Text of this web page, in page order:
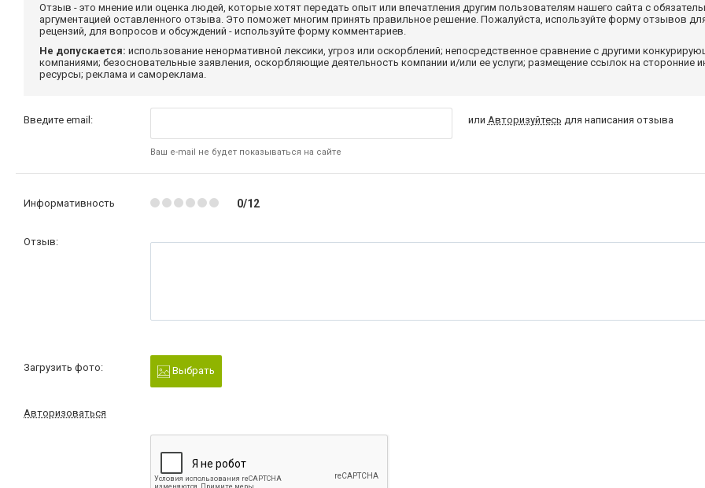
Отзыв - это мнение или оценка людей, которые хотят передать опыт или впечатления другим пользователям нашего сайта с
аргументацией оставленного отзыва. Это поможет многим принять правильное решение. Пожалуйста, используйте форму отзывов
рецензий, для вопросов и обсуждений - используйте форму комментариев.
Не допускается: использование ненормативной лексики, угроз или оскорблений; непосредственное сравнение с другими
компаниями; безосновательные заявления, оскорбляющие деятельность компании и/или ее услуги; размещение ссылок на сторонние
ресурсы; реклама и самореклама.
Введите email:
Ваш e-mail не будет показываться на сайте
или Авторизуйтесь для написания отзыва
Информативность 0/12
Отзыв:
Загрузить фото: Выбрать
Авторизоваться